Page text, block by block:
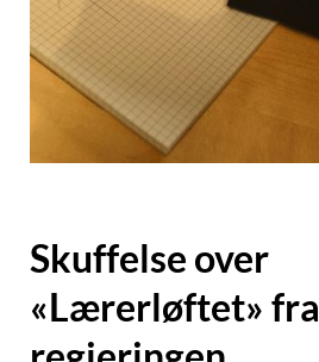
Skuffelse over
«Lærerløftet» fra